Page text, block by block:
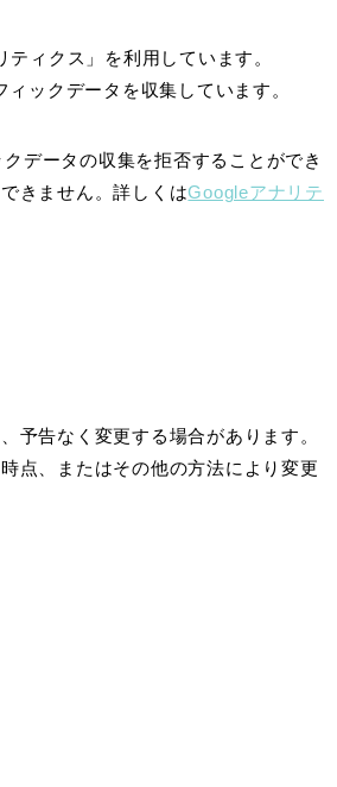
ィクス」を利用しています。
ックデータを収集しています。
データの収集を拒否することができ
きません。詳しくはGoogleアナリテ
予告なく変更する場合があります。
点、またはその他の方法により変更